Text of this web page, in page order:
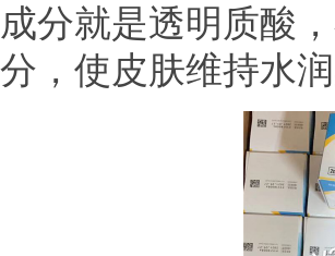
成分就是透明质酸
分，使皮肤维持水